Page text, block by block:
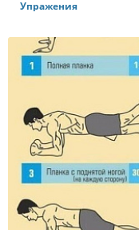
Упражения